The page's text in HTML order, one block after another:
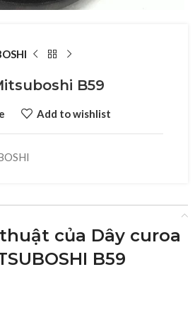
B59
Add to wishlist
của Dây curoa
B59